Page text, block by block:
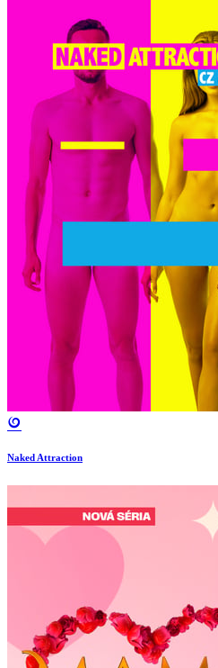
Naked Attraction